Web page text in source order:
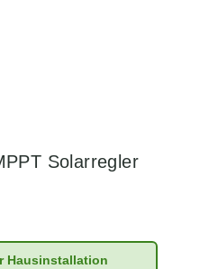
Solarregler
Hausinstallation